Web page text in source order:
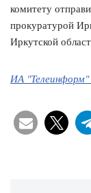
комитету
прокуратурой
Иркутской
ИА "Телеинформ"